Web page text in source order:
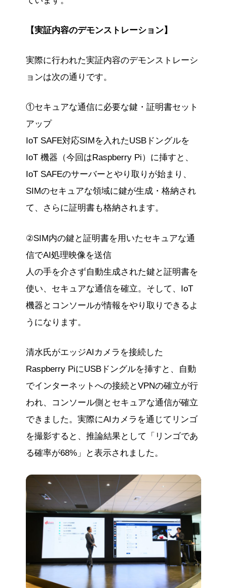
【実証内容のデモンストレーション】
実際に行われた実証内容のデモンストレーシ
ョンは次の通りです。
①セキュアな通信に必要な鍵・証明書セット
アップ
IoT SAFE対応SIMを入れたUSBドングルを
IoT 機器（今回はRaspberry Pi）に挿すと、
IoT SAFEのサーバーとやり取りが始まり、
SIMのセキュアな領域に鍵が生成・格納され
て、さらに証明書も格納されます。
②SIM内の鍵と証明書を用いたセキュアな通
信でAI処理映像を送信
人の手を介さず自動生成された鍵と証明書を
使い、セキュアな通信を確立。そして、IoT
機器とコンソールが情報をやり取りできるよ
うになります。
清水氏がエッジAIカメラを接続した
Raspberry PiにUSBドングルを挿すと、自動
でインターネットへの接続とVPNの確立が行
われ、コンソール側とセキュアな通信が確立
できました。実際にAIカメラを通じてリンゴ
を撮影すると、推論結果として「リンゴであ
る確率が68%」と表示されました。